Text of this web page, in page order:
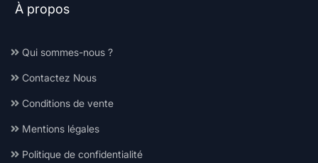
À propos
Qui sommes-nous ?
Contactez Nous
Conditions de vente
Mentions légales
Politique de confidentialité